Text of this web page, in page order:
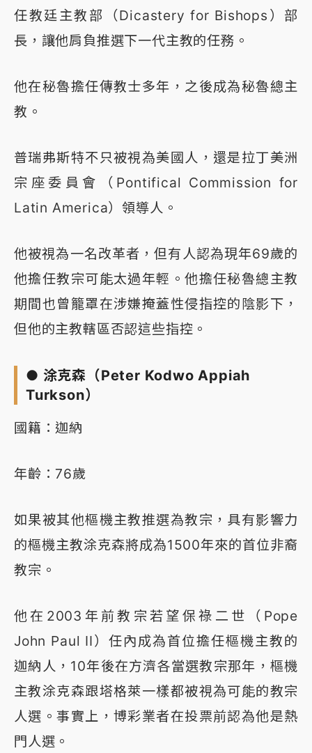
任教廷主教部（Dicastery for Bishops）部
長，讓他肩負推選下一代主教的任務。
他在秘魯擔任傳教士多年，之後成為秘魯總主
教。
普瑞弗斯特不只被視為美國人，還是拉丁美洲
宗座委員會（Pontifical Commission for
Latin America）領導人。
他被視為一名改革者，但有人認為現年69歲的
他擔任教宗可能太過年輕。他擔任秘魯總主教
期間也曾籠罩在涉嫌掩蓋性侵指控的陰影下，
但他的主教轄區否認這些指控。
● 涂克森（Peter Kodwo Appiah
Turkson）
國籍：迦納
年齡：76歲
如果被其他樞機主教推選為教宗，具有影響力
的樞機主教涂克森將成為1500年來的首位非裔
教宗。
他在2003年前教宗若望保祿二世（Pope
John Paul II）任內成為首位擔任樞機主教的
迦納人，10年後在方濟各當選教宗那年，樞機
主教涂克森跟塔格萊一樣都被視為可能的教宗
人選。事實上，博彩業者在投票前認為他是熱
門人選。